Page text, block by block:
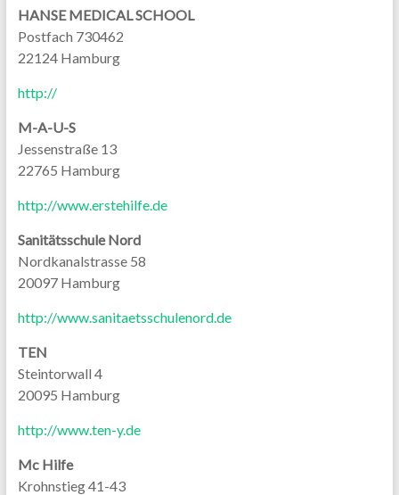
HANSE MEDICAL SCHOOL
Postfach 730462
22124 Hamburg
http://
M-A-U-S
Jessenstraße 13
22765 Hamburg
http://www.erstehilfe.de
Sanitätsschule Nord
Nordkanalstrasse 58
20097 Hamburg
http://www.sanitaetsschulenord.de
TEN
Steintorwall 4
20095 Hamburg
http://www.ten-y.de
Mc Hilfe
Krohnstieg 41-43